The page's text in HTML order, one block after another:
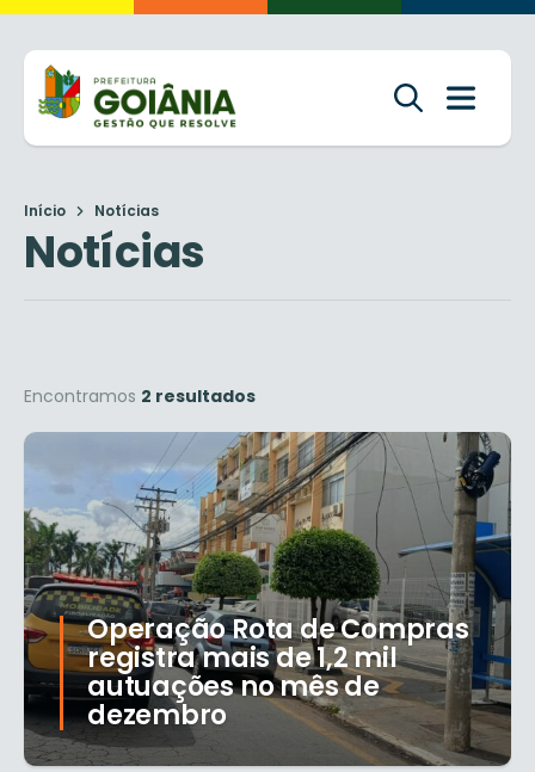
Início Notícias
Notícias
Encontramos 2 resultados
Operação Rota de Compras
registra mais de 1,2 mil
autuações no mês de
dezembro